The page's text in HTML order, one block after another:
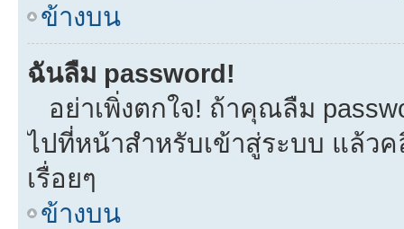
ข้างบน
ฉันลืม password!
อย่าเพิ่งตกใจ! ถ้าคุณลืม
ไปที่หน้าสำหรับเข้าสู่ระบบ แล้ว
เรื่อยๆ
ข้างบน